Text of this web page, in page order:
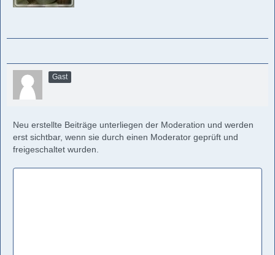
Gast
Neu erstellte Beiträge unterliegen der Moderation und werden
erst sichtbar, wenn sie durch einen Moderator geprüft und
freigeschaltet wurden.